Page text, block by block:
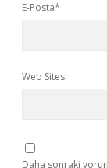
E-Posta*
Web Sitesi
Daha sonraki